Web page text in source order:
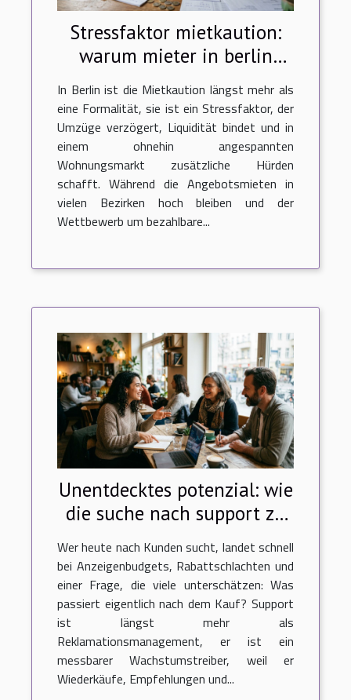
Stressfaktor mietkaution:
warum mieter in berlin
neue wege gehen
In Berlin ist die Mietkaution längst mehr als
eine Formalität, sie ist ein Stressfaktor, der
Umzüge verzögert, Liquidität bindet und in
einem ohnehin angespannten
Wohnungsmarkt zusätzliche Hürden
schafft. Während die Angebotsmieten in
vielen Bezirken hoch bleiben und der
Wettbewerb um bezahlbare...
Unentdecktes potenzial: wie
die suche nach support zu
neuen kunden führt
Wer heute nach Kunden sucht, landet schnell
bei Anzeigenbudgets, Rabattschlachten und
einer Frage, die viele unterschätzen: Was
passiert eigentlich nach dem Kauf? Support
ist längst mehr als
Reklamationsmanagement, er ist ein
messbarer Wachstumstreiber, weil er
Wiederkäufe, Empfehlungen und...